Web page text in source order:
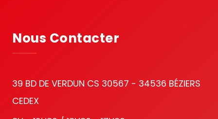
Nous Contacter
39 BD DE VERDUN CS 30567 - 34536 BÉZIERS
CEDEX